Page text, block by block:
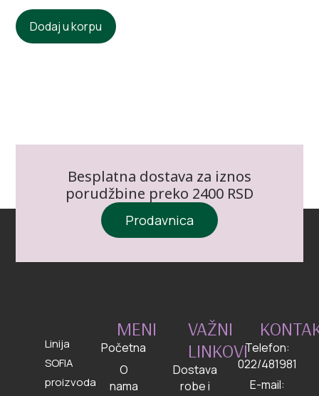
Dodaj u korpu
Prodavnica
Besplatna dostava za iznos
porudžbine preko 2400 RSD
Linija
SOFIA
proizvoda
MENI
Početna
O
nama
VAŽNI
LINKOVI
Dostava
robe i
Telefon:
022/481981
E-mail: